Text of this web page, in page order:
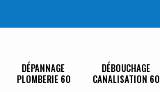
DÉPANNAGE
PLOMBERIE 60
DÉBOUCHAGE
CANALISATION 60